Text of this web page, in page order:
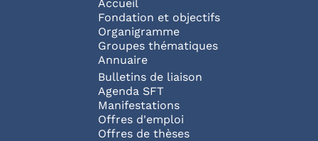
Navigation principale
Accueil
Fondation et objectifs
Organigramme
Groupes thématiques
Annuaire
Bulletins de liaison
Agenda SFT
Manifestations
Offres d'emploi
Offres de thèses